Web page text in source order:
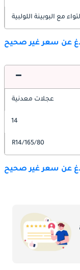
مع البوبينة اللولبية
عن سعر غير صحيح
عجلات معدنية
14
165/80/R14
عن سعر غير صحيح